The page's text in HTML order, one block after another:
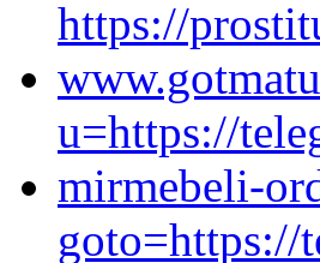
https://
u=https://
mirmebeli-
goto=https://